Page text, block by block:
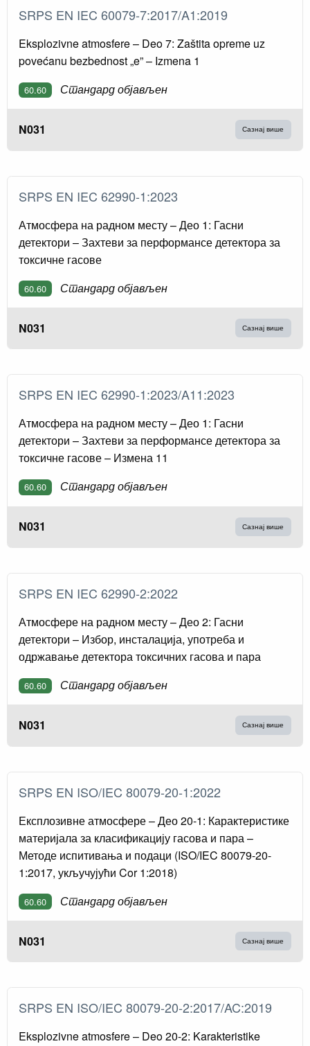
SRPS EN IEC 60079-7:2017/A1:2019
Eksplozivne atmosfere – Deo 7: Zaštita opreme uz
povećanu bezbednost „e” – Izmena 1
60.60 Стандард објављен
N031 Сазнај више
SRPS EN IEC 62990-1:2023
Атмосфера на радном месту – Део 1: Гасни
детектори – Захтеви за перформансе детектора за
токсичне гасове
60.60 Стандард објављен
N031 Сазнај више
SRPS EN IEC 62990-1:2023/A11:2023
Атмосфера на радном месту – Део 1: Гасни
детектори – Захтеви за перформансе детектора за
токсичне гасове – Измена 11
60.60 Стандард објављен
N031 Сазнај више
SRPS EN IEC 62990-2:2022
Атмосфере на радном месту – Део 2: Гасни
детектори – Избор, инсталација, употреба и
одржавање детектора токсичних гасова и пара
60.60 Стандард објављен
N031 Сазнај више
SRPS EN ISO/IEC 80079-20-1:2022
Експлозивне атмосфере – Део 20-1: Карактеристике
материјала за класификацију гасова и пара –
Методе испитивања и подаци (ISO/IEC 80079-20-
1:2017, укључујући Cor 1:2018)
60.60 Стандард објављен
N031 Сазнај више
SRPS EN ISO/IEC 80079-20-2:2017/AC:2019
Eksplozivne atmosfere – Deo 20-2: Karakteristike